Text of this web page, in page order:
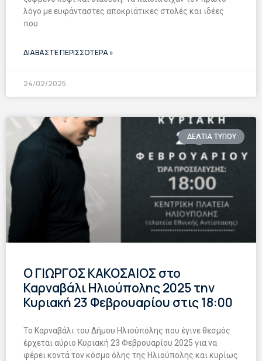
λόγο με ευφάνταστες αποκριάτικες στολές και ιδέες
που
ΔΙΑΒΑΣΤΕ ΠΕΡΙΣΣΟΤΕΡΑ »
24/02/2025
ΔΕΛΤΙΑ ΤΥΠΟΥ
Ο ΓΙΩΡΓΟΣ ΚΑΚΟΣΑΙΟΣ στο
Καρναβάλι Ηλιούπολης 2025 την
Κυριακή 23 Φεβρουαρίου στις 18:00
Το Καρναβάλι του Δήμου Ηλιούπολης που έγινε θεσμός
έρχεται αύριο Κυριακή 23 Φεβρουαρίου 2025 για να
φέρει κοντά τον κόσμο όλης της Ηλιούπολης και κυρίως